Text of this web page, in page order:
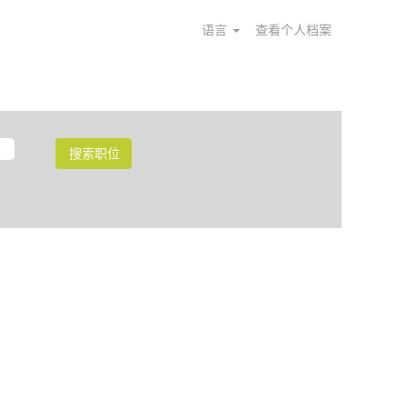
语言 查看个人档案